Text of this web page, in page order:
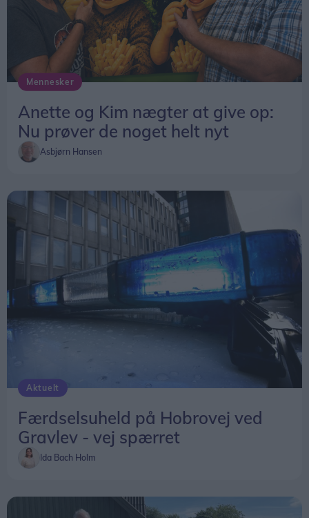
Mennesker
Anette og Kim nægter at give op:
Nu prøver de noget helt nyt
Asbjørn Hansen
Aktuelt
Færdselsuheld på Hobrovej ved
Gravlev - vej spærret
Ida Bach Holm